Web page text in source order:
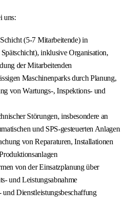
uns:
(5-7 Mitarbeitende) in
inklusive Organisation,
der Mitarbeitenden
Maschinenparks durch Planung,
von Wartungs-, Inspektions- und
Störungen, insbesondere an
und SPS-gesteuerten Anlagen
von Reparaturen, Installationen
von der Einsatzplanung über
und Leistungsabnahme
und Dienstleistungsbeschaffung